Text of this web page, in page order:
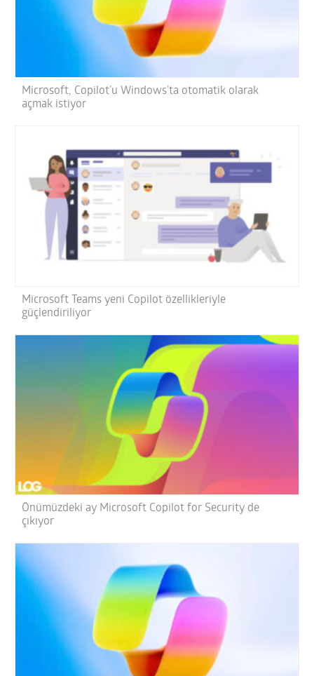
Microsoft, Copilot’u Windows’ta otomatik olarak
açmak istiyor
Microsoft Teams yeni Copilot özellikleriyle
güçlendiriliyor
Önümüzdeki ay Microsoft Copilot for Security de
çıkıyor